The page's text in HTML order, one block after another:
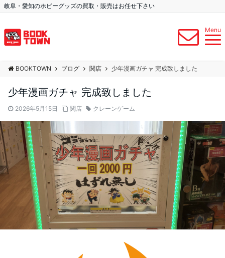
岐阜・愛知のホビーグッズの買取・販売はお任せ下さい
Menu
BOOKTOWN ブログ 関店 少年漫画ガチャ 完成致しました
少年漫画ガチャ 完成致しました
2026年5月15日 関店 クレーンゲーム